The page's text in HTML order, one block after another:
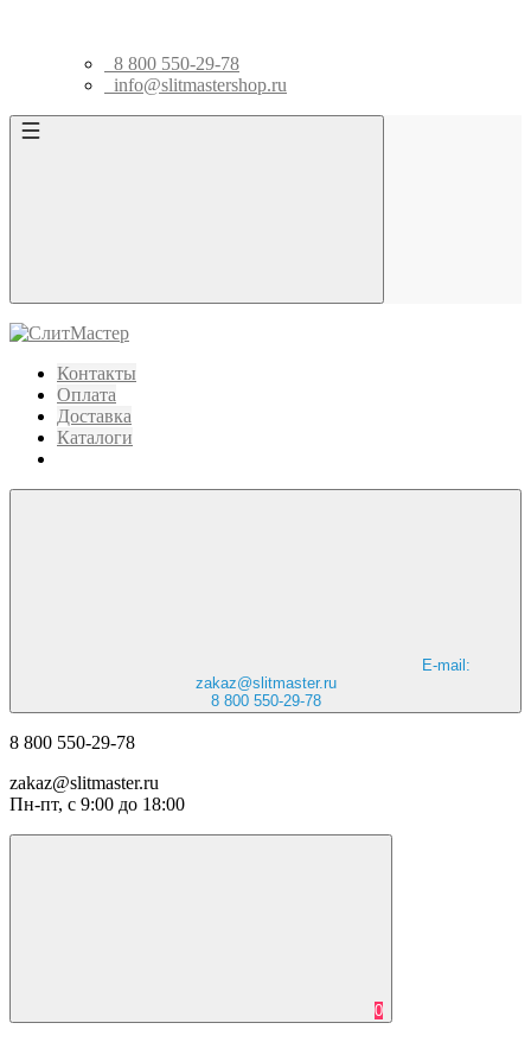
8 800 550-29-78
info@slitmastershop.ru
Контакты
Оплата
Доставка
Каталоги
E-mail:
zakaz@slitmaster.ru
8 800 550-29-78
8 800 550-29-78
zakaz@slitmaster.ru
Пн-пт, с 9:00 до 18:00
0